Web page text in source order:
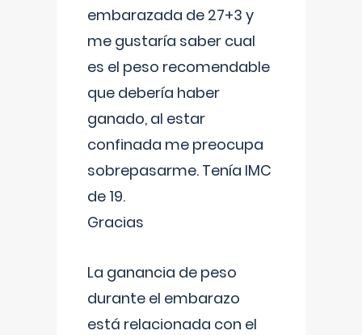
embarazada de 27+3 y
me gustaría saber cual
es el peso recomendable
que debería haber
ganado, al estar
confinada me preocupa
sobrepasarme. Tenía IMC
de 19.
Gracias
La ganancia de peso
durante el embarazo
está relacionada con el